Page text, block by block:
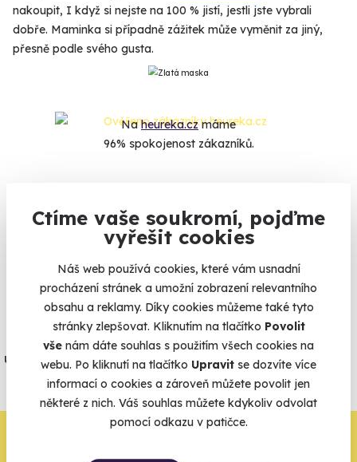
Ctíme vaše soukromí, pojďme
vyřešit cookies
Náš web používá cookies, které vám usnadní
procházení stránek a umožní zobrazení relevantního
obsahu a reklamy. Díky cookies můžeme také tyto
stránky zlepšovat. Kliknutím na tlačítko Povolit
vše nám dáte souhlas s použitím všech cookies na
webu. Po kliknutí na tlačítko Upravit se dozvíte více
informací o cookies a zároveň můžete povolit jen
některé z nich. Váš souhlas můžete kdykoliv odvolat
pomocí odkazu v patičce.
nakoupit, I když si nejste na 100 % jistí, jestli jste vybrali
dobře. Maminka si případně zážitek může vyměnit za jiný,
přesně podle svého gusta.
Naheureka.czmáme
96% spokojenost zákazníků.
Co si o nás myslí
Zobraz ohlasy
Vše umíme pojistit
Jeden nikdy neví. Máme nejvyšší
úrazové pojištění z nabídky zážitkových
agentur.
Vše o pojištění